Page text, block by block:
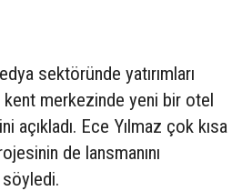
sektöründe yatırımları
kent merkezinde yeni bir otel
açıkladı. Ece Yılmaz çok kısa
de lansmanını